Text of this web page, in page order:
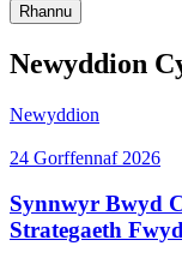
Rhannu
Newyddion
Newyddion
24 Gorffennaf 2026
Synnwyr Bwyd
Strategaeth